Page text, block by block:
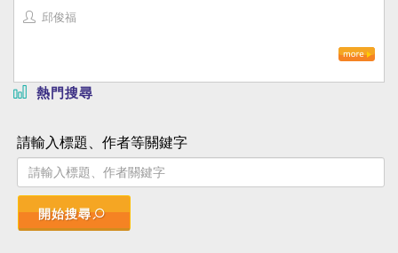
邱俊福
熱門搜尋
請輸入標題、作者等關鍵字
開始搜尋